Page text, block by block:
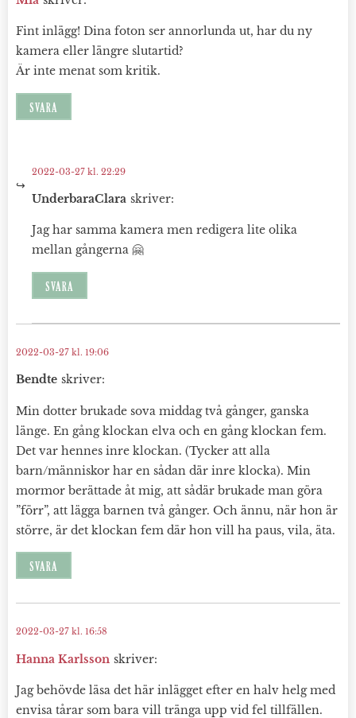
Fint inlägg! Dina foton ser annorlunda ut, har du ny
kamera eller längre slutartid?
Är inte menat som kritik.
SVARA
UnderbaraClara skriver:
2022-03-27 kl. 22:29
Jag har samma kamera men redigera lite olika
mellan gångerna 🤗
SVARA
Bendte skriver:
2022-03-27 kl. 19:06
Min dotter brukade sova middag två gånger, ganska
länge. En gång klockan elva och en gång klockan fem.
Det var hennes inre klockan. (Tycker att alla
barn/människor har en sådan där inre klocka). Min
mormor berättade åt mig, att sådär brukade man göra
”förr”, att lägga barnen två gånger. Och ännu, när hon är
större, är det klockan fem där hon vill ha paus, vila, äta.
SVARA
Hanna Karlsson skriver:
2022-03-27 kl. 16:58
Jag behövde läsa det här inlägget efter en halv helg med
envisa tårar som bara vill tränga upp vid fel tillfällen.